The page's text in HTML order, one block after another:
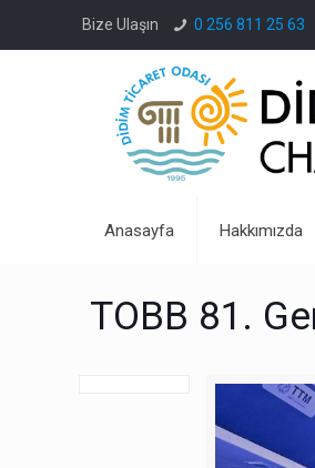
Bize Ulaşın 0 256 811 25 63
Anasayfa Hakkımızda
TOBB 81.